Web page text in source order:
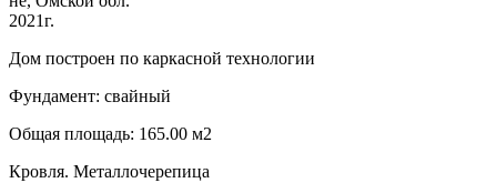
2021г.
Дом построен по каркасной технологии
Фундамент: свайный
Общая площадь: 165.00 м2
Кровля. Металлочерепица